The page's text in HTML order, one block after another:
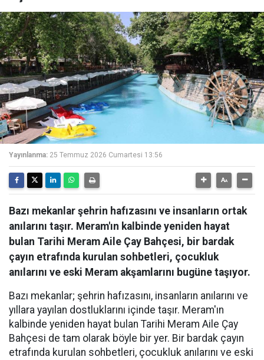
Yayınlanma: 25 Temmuz 2026 Cumartesi 13:56
Bazı mekanlar şehrin hafızasını ve insanların ortak
anılarını taşır. Meram'ın kalbinde yeniden hayat
bulan Tarihi Meram Aile Çay Bahçesi, bir bardak
çayın etrafında kurulan sohbetleri, çocukluk
anılarını ve eski Meram akşamlarını bugüne taşıyor.
Bazı mekanlar; şehrin hafızasını, insanların anılarını ve
yıllara yayılan dostluklarını içinde taşır. Meram'ın
kalbinde yeniden hayat bulan Tarihi Meram Aile Çay
Bahçesi de tam olarak böyle bir yer. Bir bardak çayın
etrafında kurulan sohbetleri, çocukluk anılarını ve eski